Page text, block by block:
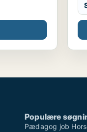
Populære
Pædagog job